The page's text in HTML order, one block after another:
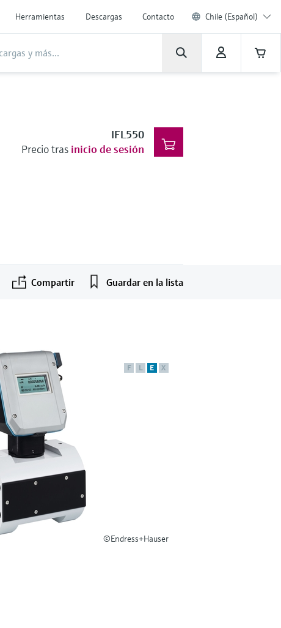
Herramientas Descargas Contacto Chile (Español)
IFL550
Precio tras inicio de sesión
Compartir Guardar en la lista
F L E X
©Endress+Hauser